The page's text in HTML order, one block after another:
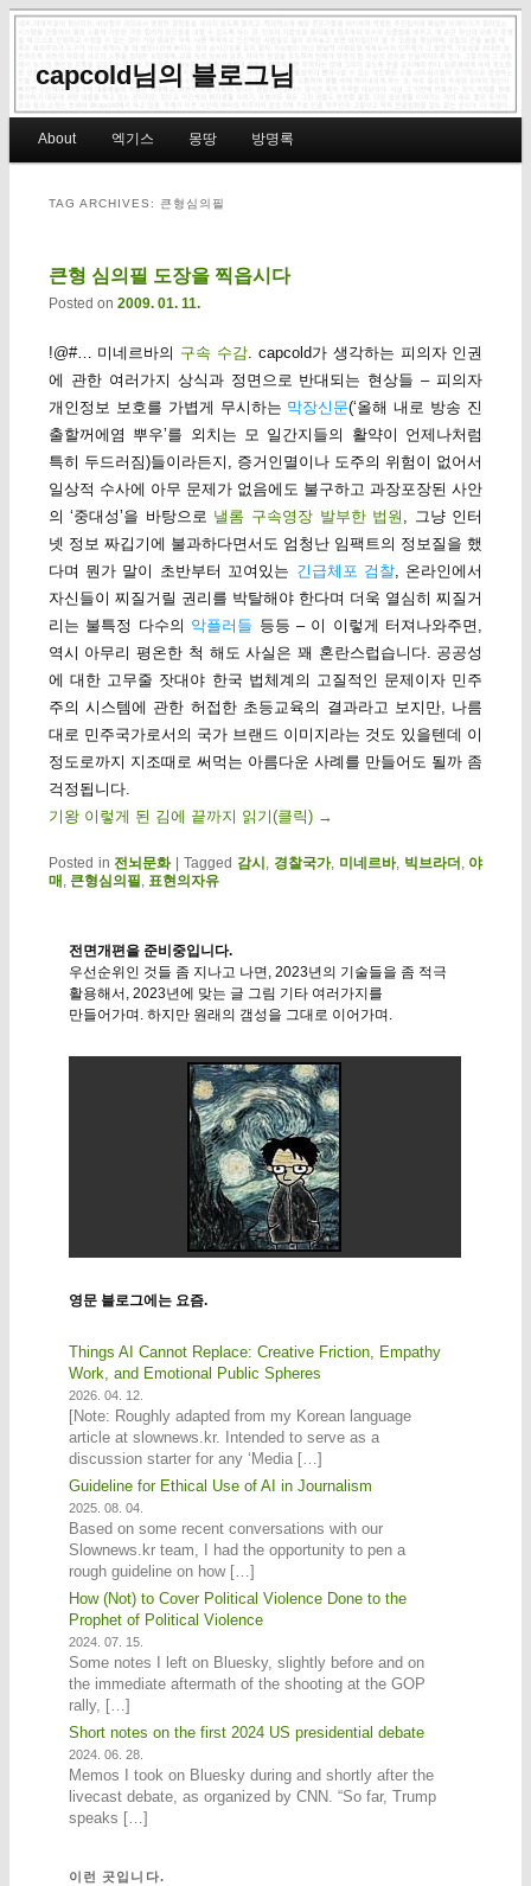
capcold님의 블로그님
Skip to primary content
Skip to secondary content
About 엑기스 몽땅 방명록
TAG ARCHIVES: 큰형심의필
큰형 심의필 도장을 찍읍시다
Posted on 2009. 01. 11.
!@#… 미네르바의 구속 수감 . capcold가 생각하는 피의자 인권
에 관한 여러가지 상식과 정면으로 반대되는 현상들 – 피의자
개인정보 보호를 가볍게 무시하는 막장신문(‘올해 내로 방송 진
출할꺼에염 뿌우’를 외치는 모 일간지들의 활약이 언제나처럼
특히 두드러짐)들이라든지, 증거인멸이나 도주의 위험이 없어서
일상적 수사에 아무 문제가 없음에도 불구하고 과장포장된 사안
의 ‘중대성’을 바탕으로 낼롬 구속영장 발부한 법원
, 그냥 인터
넷 정보 짜깁기에 불과하다면서도 엄청난 임팩트의 정보질을 했
다며 뭔가 말이 초반부터 꼬여있는 긴급체포 검찰, 온라인에서
자신들이 찌질거릴 권리를 박탈해야 한다며 더욱 열심히 찌질거
리는 불특정 다수의 악플러들 등등 – 이 이렇게 터져나와주면,
역시 아무리 평온한 척 해도 사실은 꽤 혼란스럽습니다. 공공성
에 대한 고무줄 잣대야 한국 법체계의 고질적인 문제이자 민주
주의 시스템에 관한 허접한 초등교육의 결과라고 보지만, 나름
대로 민주국가로서의 국가 브랜드 이미지라는 것도 있을텐데 이
정도로까지 지조때로 써먹는 아름다운 사례를 만들어도 될까 좀
걱정됩니다.
기왕 이렇게 된 김에 끝까지 읽기(클릭) →
Posted in 전뇌문화 |Tagged 감시 경찰국가, 미네르바, 빅브라더 야
매 큰형심의필 표현의자유
전면개편을 준비중입니다.
우선순위인 것들 좀 지나고 나면, 2023년의 기술들을 좀 적극
활용해서, 2023년에 맞는 글 그림 기타 여러가지를
만들어가며. 하지만 원래의 갬성을 그대로 이어가며.
영문 블로그에는 요즘.
Things AI Cannot Replace: Creative Friction, Empathy
Work, and Emotional Public Spheres
2026. 04. 12.
[Note: Roughly adapted from my Korean language
article at slownews.kr. Intended to serve as a
discussion starter for any ‘Media […]
Guideline for Ethical Use of AI in Journalism
2025. 08. 04.
Based on some recent conversations with our
Slownews.kr team, I had the opportunity to pen a
rough guideline on how […]
How (Not) to Cover Political Violence Done to the
Prophet of Political Violence
2024. 07. 15.
Some notes I left on Bluesky, slightly before and on
the immediate aftermath of the shooting at the GOP
rally, […]
Short notes on the first 2024 US presidential debate
2024. 06. 28.
Memos I took on Bluesky during and shortly after the
livecast debate, as organized by CNN. “So far, Trump
speaks […]
이런 곳입니다.